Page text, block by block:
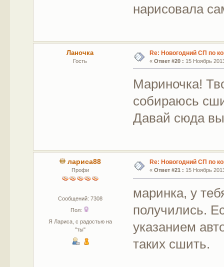
нарисовала
Ланочка
Гость
Re: Новогодний СП по
« Ответ #20 : 15 Ноябрь
Мариночка!
собираюсь
Давай сюда
лариса88
Профи
Сообщений: 7308
Пол:
Я Лариса, с радостью на
"ты"
Re: Новогодний СП по
« Ответ #21 : 15 Ноябрь
маринка, у
получились.
указанием
таких сшить.